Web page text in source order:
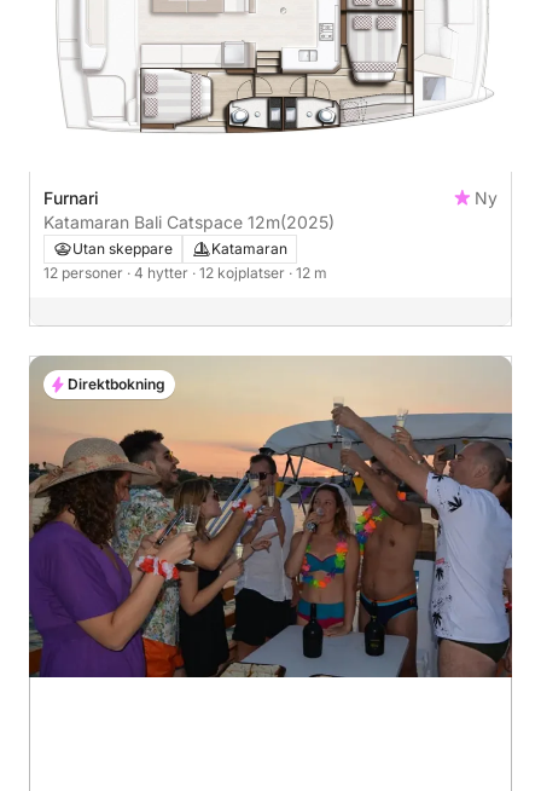
Furnari
Ny
Katamaran Bali Catspace 12m(2025)
Utan skeppare
Katamaran
12 personer · 4 hytter · 12 kojplatser · 12 m
Direktbokning